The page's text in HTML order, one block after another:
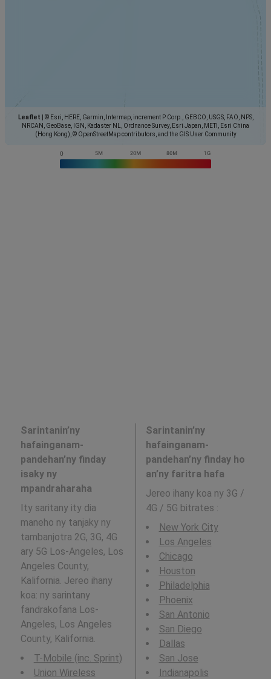
Leaflet
© Esri, HERE, Garmin, Intermap, increment P Corp., GEBCO, USGS, FAO, NPS,
NRCAN, GeoBase, IGN, Kadaster NL, Ordnance Survey, Esri Japan, METI, Esri China
(Hong Kong), © OpenStreetMap contributors, and the GIS User Community
Sarintanin’ny
hafainganam-
pandehan’ny finday
isaky ny
mpandraharaha
Ity saritany ity dia
maneho ny tanjaky ny
tambanjotra 2G, 3G, 4G
ary 5G Los-Angeles, Los
Angeles County,
Kalifornia. Jereo ihany
koa: ny sarintany
fandrakofana Los-
Angeles, Los Angeles
County, Kalifornia.
T-Mobile (inc. Sprint)
Union Wireless
Sarintanin’ny
hafainganam-
pandehan’ny finday ho
an’ny faritra hafa
Jereo ihany koa ny 3G /
4G / 5G bitrates :
New York City
Los Angeles
Chicago
Houston
Philadelphia
Phoenix
San Antonio
San Diego
Dallas
San Jose
Indianapolis